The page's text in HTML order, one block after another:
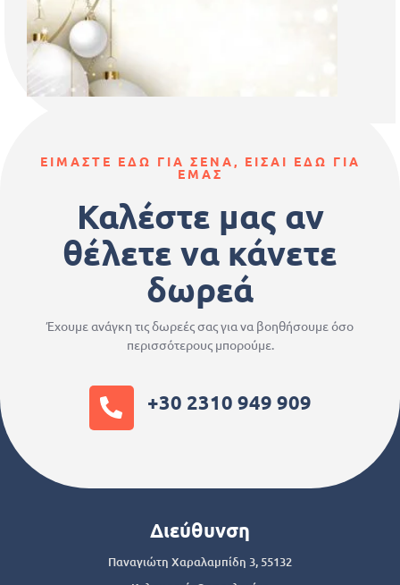
ΕΙΜΑΣΤΕ ΕΔΩ ΓΙΑ ΣΕΝΑ, ΕΙΣΑΙ ΕΔΩ ΓΙΑ
ΕΜΑΣ
Καλέστε μας αν
θέλετε να κάνετε
δωρεά
Έχουμε ανάγκη τις δωρεές σας για να βοηθήσουμε όσο
περισσότερους μπορούμε.
+30 2310 949 909
Διεύθυνση
Παναγιώτη Χαραλαμπίδη 3, 55132